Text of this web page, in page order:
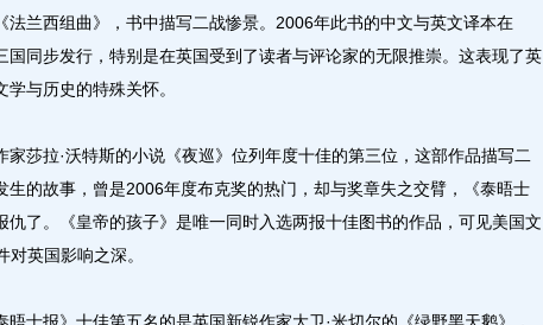
法兰西组曲》，书中描写二战惨景。2006年此书的中文与英文译本在
国同步发行，特别是在英国受到了读者与评论家的无限推崇。这表现了英
学与历史的特殊关怀。
莎拉·沃特斯的小说《夜巡》位列年度十佳的第三位，这部作品描写二
生的故事，曾是2006年度布克奖的热门，却与奖章失之交臂，《泰晤士
仇了。《皇帝的孩子》是唯一同时入选两报十佳图书的作品，可见美国文
对英国影响之深。